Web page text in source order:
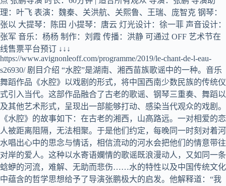
理：叶飞 表演：魏秦、关洪航、关熙鲁、王瑞、庞智克 钢琴：
张以 大提琴：陈田 小提琴：唐云 灯光设计：徐一菲 声音设计：
张军 音乐：杨杨 制作：刘霞 传播：洪静 可通过 OFF 艺术节在
线售票平台预订 ↓↓↓
https://www.avignonleoff.com/programme/2019/le-chant-de-l-eau-
s26930/ 剧目介绍 “水腔”是湖南、湘西苗族歌谣中的一种。音乐
舞蹈作品《水腔》以戏剧的形式，将中国西南少数民族的传统仪
式引入当代。这部作品融合了古老的歌谣、钢琴三重奏、舞蹈以
及其他艺术形式，呈现出一部能够打动、感染当代观众的戏剧。
《水腔》的故事如下：在古老的湘西，山高路远。一对相爱的恋
人被距离阻隔，无法相聚。于是他们约定，每晚同一时刻对着河
水唱出心中的思念与情话，相信流动的河水会把他们的情意带往
对岸的爱人。这种以水寄语孄情的歌谣既浪漫动人，又如同一条
蛿蛜的河流，难解、无助而悲伤……水的特性以及中国传统文化
中蕴含的哲学思想给予了导演张鹏极大的启发。他解释道：“我